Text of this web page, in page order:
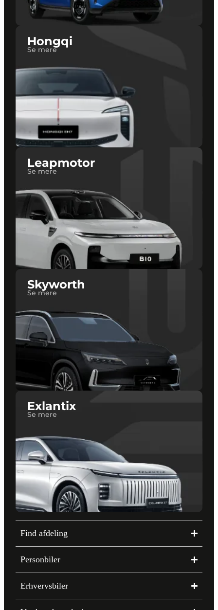
Hongqi
Se mere
Leapmotor
Se mere
Skyworth
Se mere
Exlantix
Se mere
Find afdeling
Personbiler
Erhvervsbiler